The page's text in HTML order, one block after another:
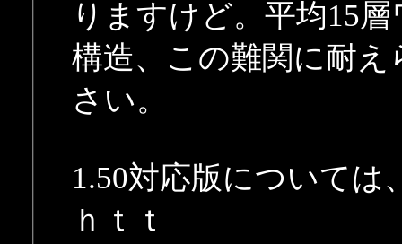
りますけど。平均15
構造、この難関に耐
さい。
1.50対応版については
ｈｔｔ